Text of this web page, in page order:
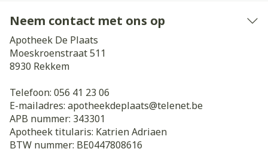
Neem contact met ons op
Apotheek De Plaats
Moeskroenstraat 511
8930 Rekkem
Telefoon: 056 41 23 06
E-mailadres: apotheekdeplaats@telenet.be
APB nummer: 343301
Apotheek titularis: Katrien Adriaen
BTW nummer: BE0447808616